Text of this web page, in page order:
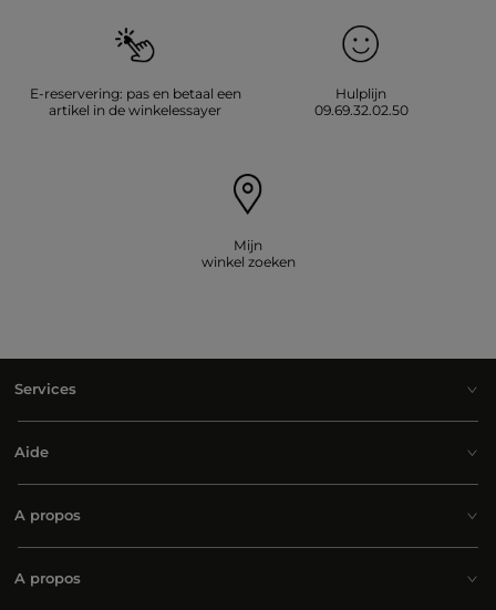
E-reservering: pas en betaal een
artikel in de winkelessayer
Hulplijn
09.69.32.02.50
Mijn
winkel zoeken
Services
Aide
A propos
A propos